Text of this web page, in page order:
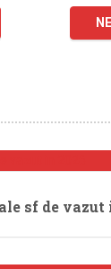
sf de vazut